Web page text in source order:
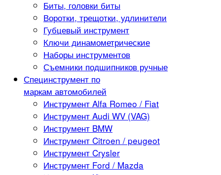
Биты, головки биты
Воротки, трещотки, удлинители
Губцевый инструмент
Ключи динамометрические
Наборы инструментов
Съемники подшипников ручные
Специнструмент по
маркам автомобилей
Инструмент Alfa Romeo / Fiat
Инструмент Audi WV (VAG)
Инструмент BMW
Инструмент Citroen / peugeot
Инструмент Crysler
Инструмент Ford / Mazda